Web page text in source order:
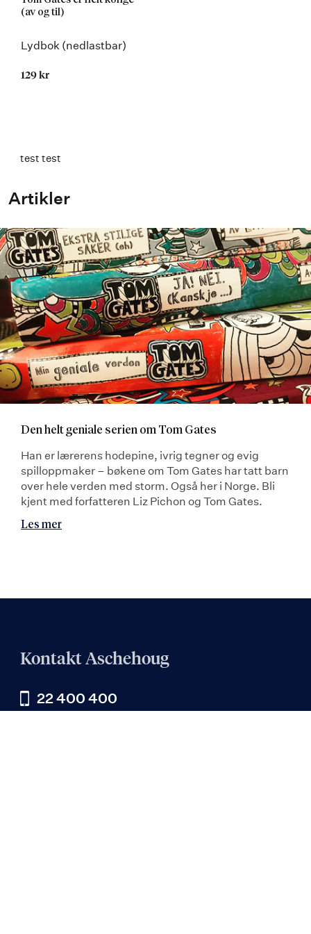
(av og til)
Lydbok (nedlastbar)
129 kr
test test
Artikler
Den helt geniale serien om Tom Gates
Han er lærerens hodepine, ivrig tegner og evig
spilloppmaker – bøkene om Tom Gates har tatt barn
over hele verden med storm. Også her i Norge. Bli
kjent med forfatteren Liz Pichon og Tom Gates.
Les mer
Kontakt Aschehoug
22 400 400